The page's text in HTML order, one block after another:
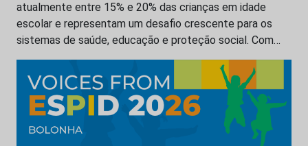
atualmente entre 15% e 20% das crianças em idade
escolar e representam um desafio crescente para os
sistemas de saúde, educação e proteção social. Com…